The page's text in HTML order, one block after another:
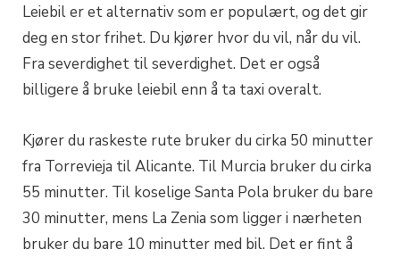
Leiebil er et alternativ som er populært, og det gir
deg en stor frihet. Du kjører hvor du vil, når du vil.
Fra severdighet til severdighet. Det er også
billigere å bruke leiebil enn å ta taxi overalt.
Kjører du raskeste rute bruker du cirka 50 minutter
fra Torrevieja til Alicante. Til Murcia bruker du cirka
55 minutter. Til koselige Santa Pola bruker du bare
30 minutter, mens La Zenia som ligger i nærheten
bruker du bare 10 minutter med bil. Det er fint å